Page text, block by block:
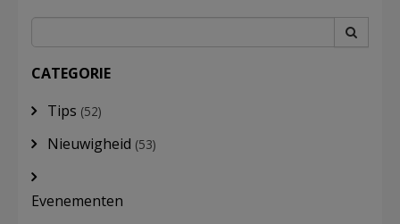
CATEGORIE
Tips (52)
Nieuwigheid (53)
Evenementen